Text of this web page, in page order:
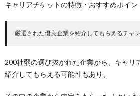
キャリアチケットの特徴・おすすめポイン
厳選された優良企業を紹介してもらえるチャ
200社弱の選び抜かれた企業から、キャリ
紹介してもらえる可能性もあり、